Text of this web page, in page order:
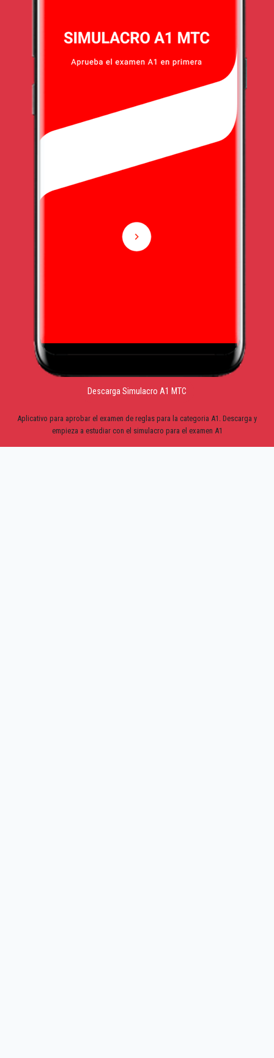
Descarga Simulacro A1 MTC
Aplicativo para aprobar el examen de reglas para la categoria A1. Descarga y
empieza a estudiar con el simulacro para el examen A1